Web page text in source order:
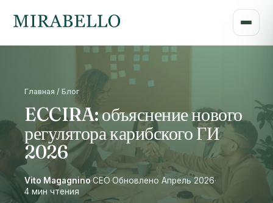
Главная / Блог
ECCIRA: объяснение нового
регулятора карибского ГИ
2026
Vito Magagnino·CEO·Обновлено Апрель 2026·
4 мин чтения